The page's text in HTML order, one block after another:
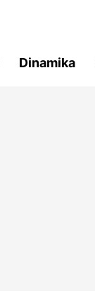
Dinamika